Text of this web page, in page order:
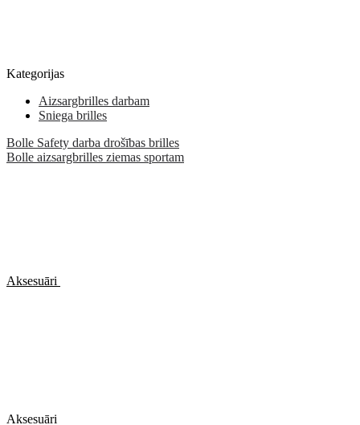
Kategorijas
Aizsargbrilles darbam
Sniega brilles
Bolle Safety darba drošības brilles
Bolle aizsargbrilles ziemas sportam
Aksesuāri
Aksesuāri